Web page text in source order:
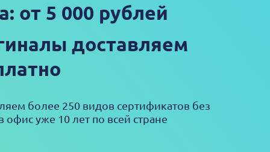
от 5 000 рублей
доставляем
более 250 видов сертификатов без
офис уже 10 лет по всей стране